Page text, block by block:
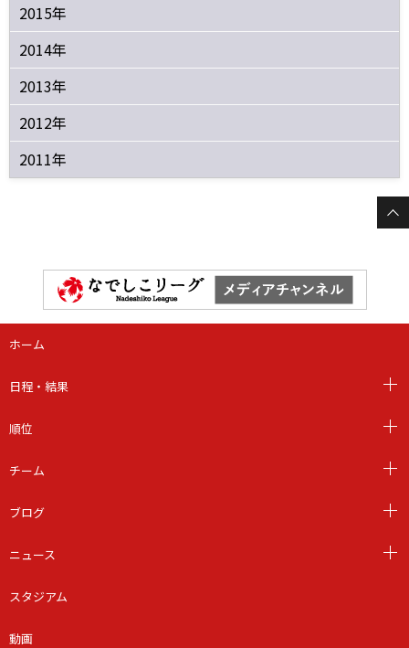
2015年
2014年
2013年
2012年
2011年
ホーム
日程・結果
順位
チーム
ブログ
ニュース
スタジアム
動画